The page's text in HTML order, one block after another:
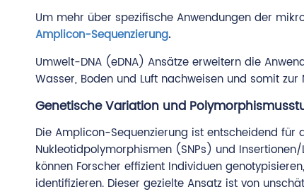
Um mehr über spezifische Anwendungen der
Amplicon-Sequenzierung.
Umwelt-DNA (eDNA) Ansätze erweitern die
Wasser, Boden und Luft nachweisen und somit
Genetische Variation und
Die Amplicon-Sequenzierung ist entscheidend
Nukleotidpolymorphismen (SNPs) und
können Forscher effizient Individuen
identifizieren. Dieser gezielte Ansatz ist von